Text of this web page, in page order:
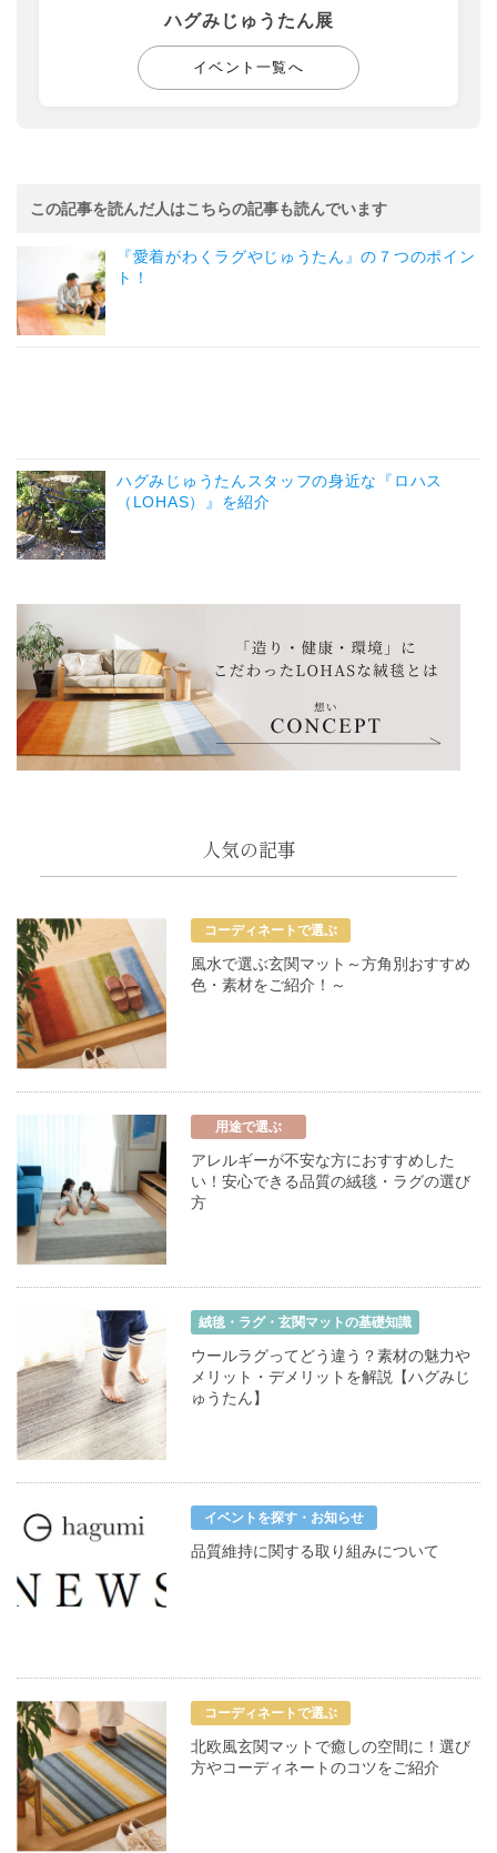
ハグみじゅうたん展
イベント一覧へ
この記事を読んだ人はこちらの記事も読んでいます
『愛着がわくラグやじゅうたん』の７つのポイン
ト！
ハグみじゅうたんスタッフの身近な『ロハス
（LOHAS）』を紹介
人気の記事
コーディネートで選ぶ
風水で選ぶ玄関マット～方角別おすすめ
色・素材をご紹介！～
用途で選ぶ
アレルギーが不安な方におすすめした
い！安心できる品質の絨毯・ラグの選び
方
絨毯・ラグ・玄関マットの基礎知識
ウールラグってどう違う？素材の魅力や
メリット・デメリットを解説【ハグみじ
ゅうたん】
イベントを探す・お知らせ
品質維持に関する取り組みについて
コーディネートで選ぶ
北欧風玄関マットで癒しの空間に！選び
方やコーディネートのコツをご紹介